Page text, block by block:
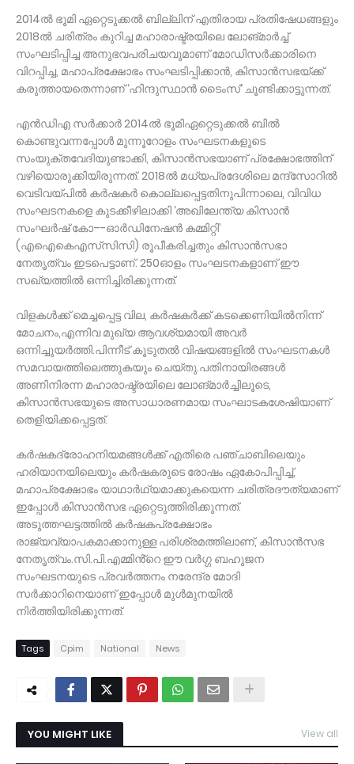
2014ൽ ഭൂമി ഏറ്റെടുക്കൽ ബില്ലിന്‌ എതിരായ പ്രതിഷേധങ്ങളും
2018ൽ ചരിത്രം കുറിച്ച മഹാരാഷ്ട്രയിലെ ലോങ്‌മാർച്ച്
സംഘടിപ്പിച്ച അനുഭവപരിചയവുമാണ്‌ മോഡിസർക്കാരിനെ
വിറപ്പിച്ച, മഹാപ്രക്ഷോഭം സംഘടിപ്പിക്കാൻ, കിസാൻസഭയ്‌ക്ക്‌
കരുത്തായതെന്നാണ് ‘ഹിന്ദുസ്ഥാൻ ടൈംസ്‌’ ചൂണ്ടിക്കാട്ടുന്നത്.
എൻഡിഎ സർക്കാർ 2014ൽ ഭൂമിഏറ്റെടുക്കൽ ബിൽ
കൊണ്ടുവന്നപ്പോൾ മുന്നൂറോളം സംഘടനകളുടെ
സംയുക്തവേദിയുണ്ടാക്കി, കിസാൻസഭയാണ് പ്രക്ഷോഭത്തിന് ‌
വഴിയൊരുക്കിയിരുന്നത്. 2018ൽ മധ്യപ്രദേശിലെ മന്ദ്‌സോറിൽ
വെടിവയ്‌പിൽ കർഷകർ കൊല്ലപ്പെട്ടതിനുപിന്നാലെ, വിവിധ
സംഘടനകളെ കുടക്കീഴിലാക്കി ‘അഖിലേന്ത്യ കിസാൻ
സംഘർഷ്‌ കോ–-ഓർഡിനേഷൻ കമ്മിറ്റി’
(എഐകെഎസ്‌സിസി) രൂപീകരിച്ചതും കിസാൻസഭാ
നേതൃത്വം‌ ഇടപെട്ടാണ്. 250ഓളം സംഘടനകളാണ്‌ ഈ
സഖ്യത്തിൽ ഒന്നിച്ചിരിക്കുന്നത്.
വിളകൾക്ക്‌ മെച്ചപ്പെട്ട വില, കർഷകർക്ക്‌ കടക്കെണിയിൽനിന്ന്‌
മോചനം,എന്നിവ മുഖ്യ ആവശ്യമായി അവർ
ഒന്നിച്ചുയര്‍ത്തി.പിന്നീട്‌ കൂടുതൽ വിഷയങ്ങളിൽ സംഘടനകൾ
സമവായത്തിലെത്തുകയും ചെയ്തു.പതിനായിരങ്ങൾ
അണിനിരന്ന മഹാരാഷ്ട്രയിലെ ലോങ്‌മാർച്ചിലൂടെ,
കിസാൻസഭയുടെ അസാധാരണമായ സംഘാടകശേഷിയാണ്
തെളിയിക്കപ്പെട്ടത്.
കർഷകദ്രോഹനിയമങ്ങൾക്ക്‌ എതിരെ പഞ്ചാബിലെയും
ഹരിയാനയിലെയും കർഷകരുടെ രോഷം ഏകോപിപ്പിച്ച്‌,
മഹാപ്രക്ഷോഭം യാഥാർഥ്യമാക്കുകയെന്ന ചരിത്രദൗത്യമാണ്
ഇപ്പോൾ കിസാൻസഭ ഏറ്റെടുത്തിരിക്കുന്നത്.
അടുത്തഘട്ടത്തിൽ കർഷകപ്രക്ഷോഭം
രാജ്യവ്യാപകമാക്കാനുള്ള പരിശ്രമത്തിലാണ്‌, കിസാൻസഭ
നേതൃത്വം.സി.പി.എമ്മിൻ്റെ ഈ വർഗ്ഗ ബഹുജന
സംഘടനയുടെ പ്രവർത്തനം നരേന്ദ്ര മോദി
സർക്കാറിനെയാണ് ഇപ്പോൾ മുൾമുനയിൽ
നിർത്തിയിരിക്കുന്നത്.
Tags Cpim National News
YOU MIGHT LIKE View all